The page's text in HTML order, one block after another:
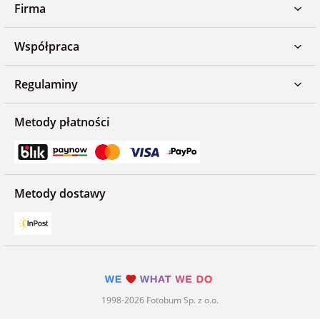
Firma
Współpraca
Regulaminy
Metody płatności
Metody dostawy
1998-2026 Fotobum Sp. z o.o.